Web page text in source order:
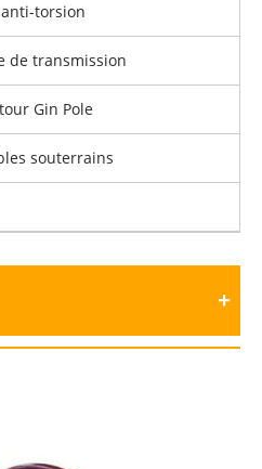
torsion
de transmission
Gin Pole
souterrains